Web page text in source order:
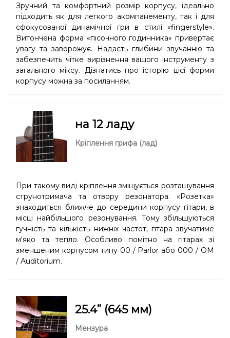
Зручний та комфортний розмір корпусу, ідеально
підходить як для легкого акомпанементу, так і для
сфокусованої динамічної гри в стилі «fingerstyle».
Витончена форма «пісочного годинника» привертає
увагу та заворожує. Надасть глибини звучанню та
забезпечить чітке вирізнення вашого інструменту з
загального міксу. Дізнатись про історію цієї форми
корпусу можна за посиланням.
на 12 ладу
Кріплення грифа (лад)
При такому виді кріплення зміщується розташування
струнотримача та отвору резонатора. «Розетка»
знаходиться ближче до середини корпусу гітари, в
місці найбільшого резонування. Тому збільшуються
гучність та кількість нижніх частот, гітара звучатиме
м'яко та тепло. Особливо помітно на гітарах зі
зменшеним корпусом типу 00 / Parlor або 000 / OM
/ Auditorium.
25.4” (645 мм)
Мензура